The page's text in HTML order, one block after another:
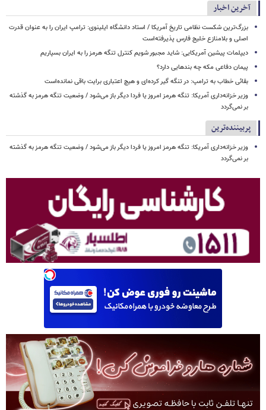
آخرین اخبار
بزرگ‌ترین شکست نظامی تاریخ آمریکا / استاد دانشگاه ایلینوی: ترامپ ایران را به عنوان قدرت
اصلی و بلامنازع خلیج فارس پذیرفته‌است
دیپلمات پیشین آمریکایی: شاید مجبور شویم کنترل تنگه هرمز را به ایران بسپاریم
پیمان دفاعی مکه چه بندهایی دارد؟
بقائی خطاب به ترامپ: در تنگه گیر کرده‌ای و هیچ اعتباری برایت باقی نمانده‌است
وزیر خزانه‌داری آمریکا: تنگه هرمز امروز یا فردا دیگر باز می‌شود / وضعیت تنگه هرمز به گذشته
بر نمی‌گردد
پربیننده‌ترین
وزیر خزانه‌داری آمریکا: تنگه هرمز امروز یا فردا دیگر باز می‌شود / وضعیت تنگه هرمز به گذشته
بر نمی‌گردد